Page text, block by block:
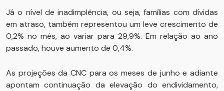
Já o nível de inadimplência, ou seja, famílias com dívidas
em atraso, também representou um leve crescimento de
0,2% no mês, ao variar para 29,9%. Em relação ao ano
passado, houve aumento de 0,4%.
As projeções da CNC para os meses de junho e adiante
apontam continuação da elevação do endividamento,